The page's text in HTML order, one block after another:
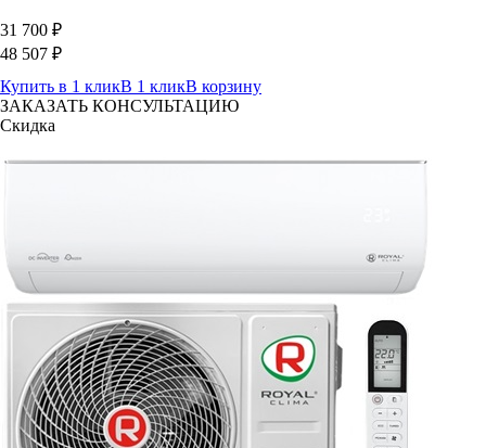
31 700 ₽
48 507 ₽
Купить в 1 кликВ 1 кликВ корзину
ЗАКАЗАТЬ КОНСУЛЬТАЦИЮ
Скидка